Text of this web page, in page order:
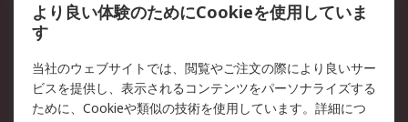
クッキーポリシー
RSについて
会社概要
採用情報
より良い体験のためにCookieを使用していま
す
当社のウェブサイトでは、閲覧やご注文の際により良いサー
ビスを提供し、表示されるコンテンツをパーソナライズする
ために、Cookieや類似の技術を使用しています。詳細につ